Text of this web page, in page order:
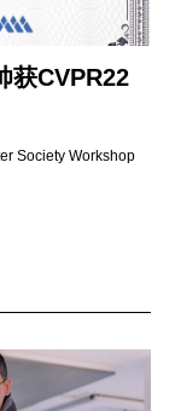
获CVPR22
Society Workshop